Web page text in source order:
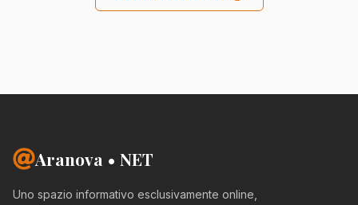
Aranova • NET
Uno spazio informativo esclusivamente online,